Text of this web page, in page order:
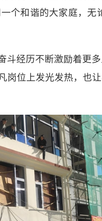
个和谐的大家庭，
斗经历不断激励着更
岗位上发光发热， 也